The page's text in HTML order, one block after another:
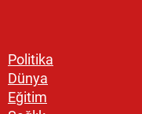
Politika
Dünya
Eğitim